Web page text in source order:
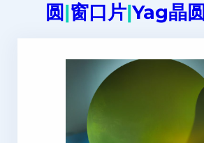
圆|窗口片|Yag晶圆